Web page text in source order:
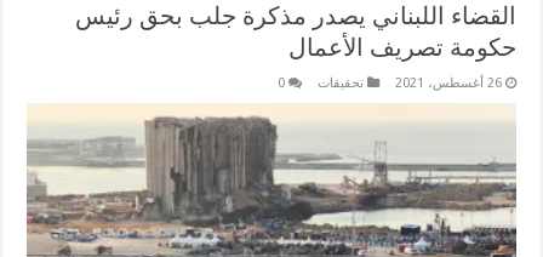
القضاء اللبناني يصدر مذكرة جلب بحق رئيس
حكومة تصريف الأعمال
26 أغسطس، 2021 تحقيقات 0